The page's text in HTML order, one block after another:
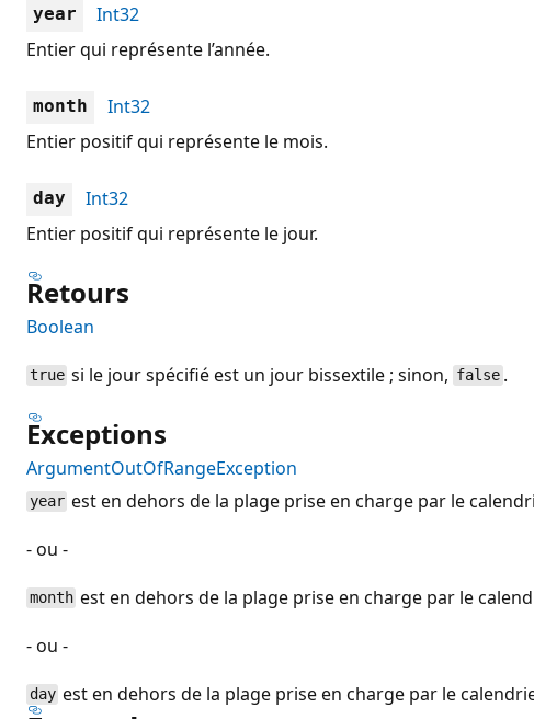
year
Int32
Entier qui représente l’année.
month
Int32
Entier positif qui représente le mois.
day
Int32
Entier positif qui représente le jour.
Retours
Boolean
true si le jour spécifié est un jour bissextile ; sinon, false.
Exceptions
ArgumentOutOfRangeException
year est en dehors de la plage prise en charge par le
- ou -
month est en dehors de la plage prise en charge par le
- ou -
day est en dehors de la plage prise en charge par le